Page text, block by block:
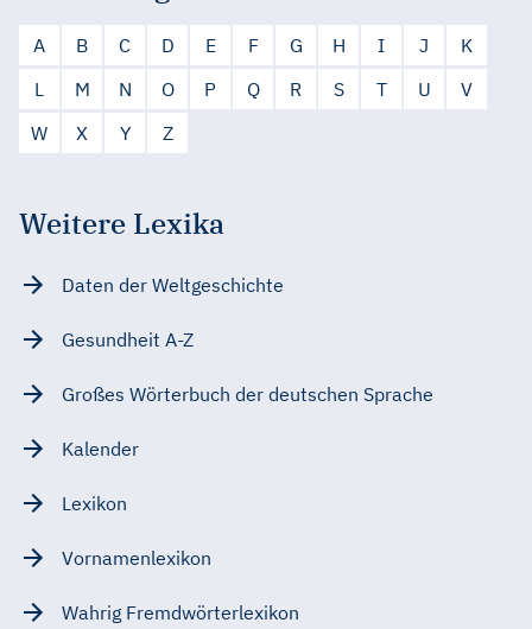
A B C D E F G H I J
K
L
M N O P Q R S T U
V
W
X Y Z
Weitere Lexika
Daten der Weltgeschichte
Gesundheit A-Z
Großes Wörterbuch der deutschen Sprache
Kalender
Lexikon
Vornamenlexikon
Wahrig Fremdwörterlexikon